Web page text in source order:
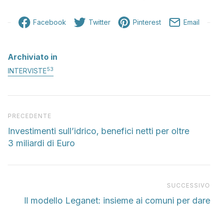
Facebook Twitter Pinterest Email
Archiviato in
INTERVISTE53
Articolo precedente
PRECEDENTE
Investimenti sull’idrico, benefici netti per oltre
3 miliardi di Euro
SUCCESSIVO
Il modello Leganet: insieme ai comuni per dare